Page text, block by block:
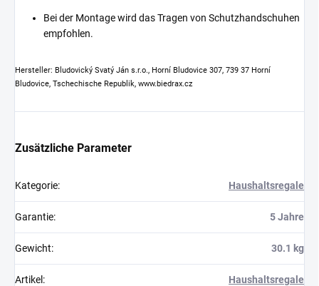
Bei der Montage wird das Tragen von Schutzhandschuhen
empfohlen.
Hersteller: Bludovický Svatý Ján s.r.o., Horní Bludovice 307, 739 37 Horní
Bludovice, Tschechische Republik, www.biedrax.cz
Zusätzliche Parameter
Kategorie: Haushaltsregale
Garantie: 5 Jahre
Gewicht: 30.1 kg
Artikel : Haushaltsregale